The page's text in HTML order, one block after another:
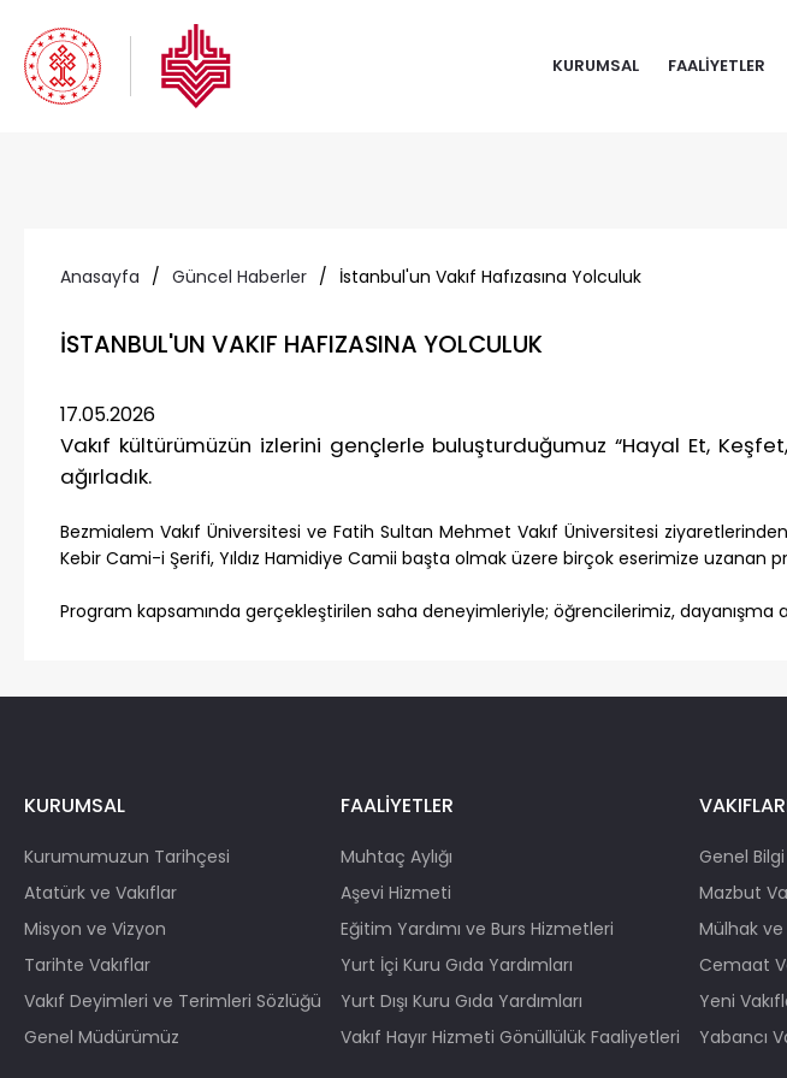
KURUMSAL FAALİYETLER
Anasayfa / Güncel Haberler / İstanbul'un Vakıf Hafızasına Yolculuk
İSTANBUL'UN VAKIF HAFIZASINA YOLCULUK
17.05.2026
Vakıf kültürümüzün izlerini gençlerle buluşturduğumuz “Hayal Et,
ağırladık.
Bezmialem Vakıf Üniversitesi ve Fatih Sultan Mehmet Vakıf Üniversitesi
Kebir Cami-i Şerifi, Yıldız Hamidiye Camii başta olmak üzere birçok eserimize
Program kapsamında gerçekleştirilen saha deneyimleriyle; öğrencilerimiz, dayanışma
KURUMSAL
Kurumumuzun Tarihçesi
Atatürk ve Vakıflar
Misyon ve Vizyon
Tarihte Vakıflar
Vakıf Deyimleri ve Terimleri Sözlüğü
Genel Müdürümüz
FAALİYETLER
Muhtaç Aylığı
Aşevi Hizmeti
Eğitim Yardımı ve Burs Hizmetleri
Yurt İçi Kuru Gıda Yardımları
Yurt Dışı Kuru Gıda Yardımları
Vakıf Hayır Hizmeti Gönüllülük Faaliyetleri
Genel Bilgi
Mazbut
Mülhak ve
Cemaat
Yeni
Yabancı